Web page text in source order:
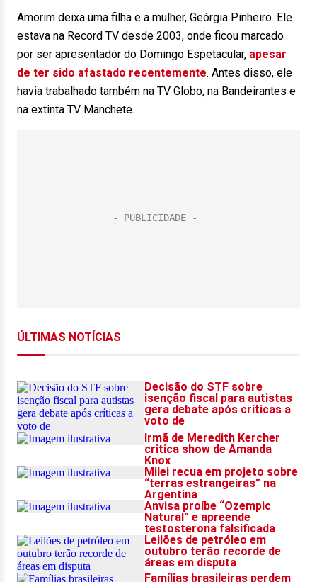
Amorim deixa uma filha e a mulher, Geórgia Pinheiro. Ele
estava na Record TV desde 2003, onde ficou marcado
por ser apresentador do Domingo Espetacular, apesar
de ter sido afastado recentemente. Antes disso, ele
havia trabalhado também na TV Globo, na Bandeirantes e
na extinta TV Manchete.